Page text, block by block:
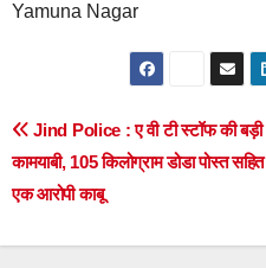
Yamuna Nagar
Post
navigation
Jind Police : ए वी टी स्टॉफ की बड़ी
कामयाबी, 105 किलोग्राम डोडा पोस्त सहित
एक आरोपी काबू